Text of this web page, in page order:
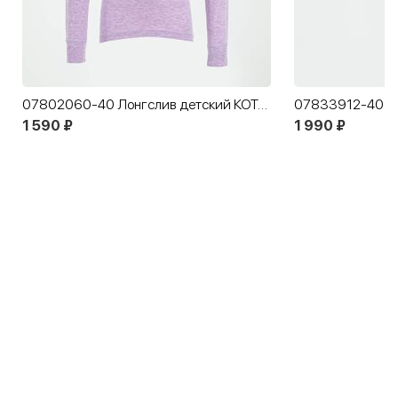
07802060-40 Лонгслив детский КОТОФЕЙ Комфорт сиреневый
1 590 ₽
1 990 ₽